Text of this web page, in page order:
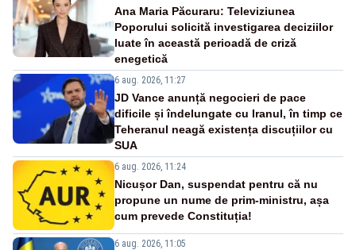
Ana Maria Păcuraru: Televiziunea
Poporului solicită investigarea deciziilor
luate în această perioadă de criză
enegetică
6 aug. 2026, 11:27
JD Vance anunță negocieri de pace
dificile și îndelungate cu Iranul, în timp ce
Teheranul neagă existența discuțiilor cu
SUA
6 aug. 2026, 11:24
Nicușor Dan, suspendat pentru că nu
propune un nume de prim-ministru, așa
cum prevede Constituția!
6 aug. 2026, 11:05